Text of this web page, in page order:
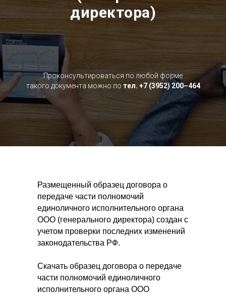
директора)
Проконсультироваться по любой форме
такого документа можно по тел. +7 (3952) 200–464
Размещенный образец договора о
передаче части полномочий
единоличного исполнительного органа
ООО (генерального директора) создан с
учетом проверки последних изменений
законодательства РФ.
Скачать образец договора о передаче
части полномочий единоличного
исполнительного органа ООО